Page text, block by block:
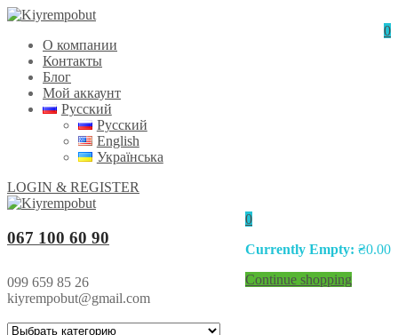
0
О компании
Контакты
Блог
Мой аккаунт
Русский
Русский
English
Українська
LOGIN & REGISTER
0
Currently Empty: ₴0.00
Continue shopping
067 100 60 90
099 659 85 26
kiyrempobut@gmail.com